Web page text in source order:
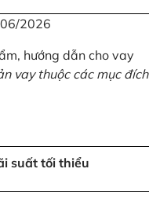
2026
hướng dẫn cho vay
vay thuộc các mục đích
suất tối thiểu